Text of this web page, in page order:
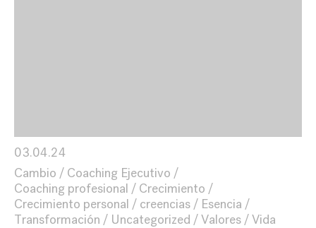
03.04.24
Cambio
Coaching Ejecutivo
Coaching profesional
Crecimiento
Crecimiento personal
creencias
Esencia
Transformación
Uncategorized Valores Vida